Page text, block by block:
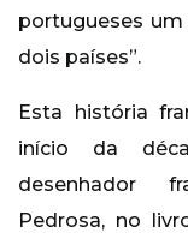
portugueses
dois países”.
Esta história
início da
desenhador
Pedrosa, no